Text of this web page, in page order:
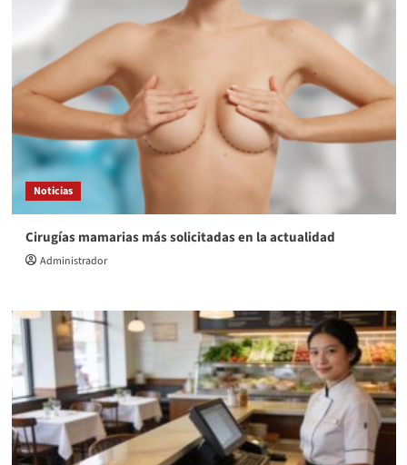
Noticias
Cirugías mamarias más solicitadas en la actualidad
Administrador